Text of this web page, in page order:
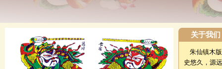
null
null
null
null
null
关于我们
朱仙镇木版
史悠久，源